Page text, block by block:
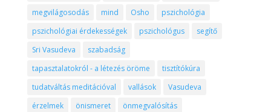
megvilágosodás
mind Osho
pszichológia
pszichológiai érdekességek
pszichológus
segítő
Sri Vasudeva
szabadság
tapasztalatokról - a létezés öröme
tisztítókúra
tudatváltás meditációval
vallások
Vasudeva
érzelmek
önismeret
önmegvalósítás